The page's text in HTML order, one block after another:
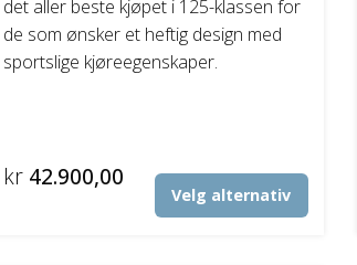
det aller beste kjøpet i 125-klassen for
de som ønsker et heftig design med
sportslige kjøreegenskaper.
kr 42.900,00
Velg alternativ